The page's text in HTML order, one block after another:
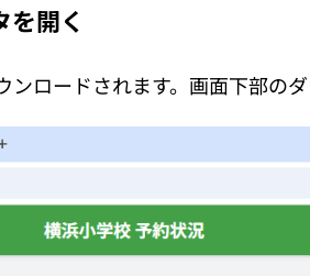
開く
ンロードされます。画面下部の